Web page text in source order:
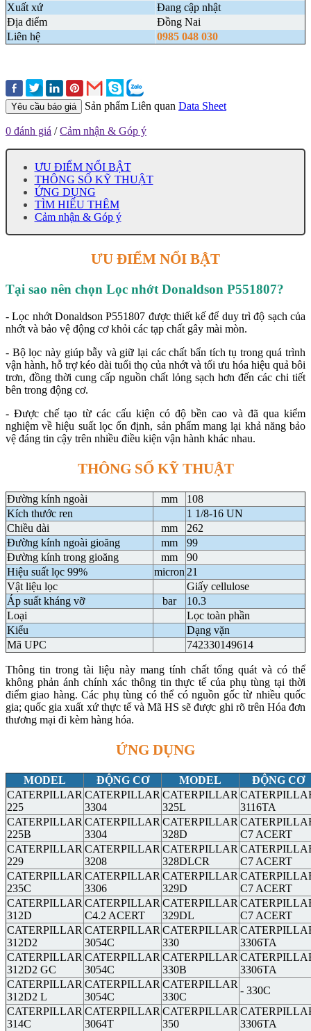
Xuất xứ
Đang cập nhật
Địa điểm
Đồng Nai
Liên hệ
0985 048 030
Yêu cầu báo giá Sản phẩm Liên quan Data Sheet
0 đánh giá /Cảm nhận & Góp ý
ƯU ĐIỂM NỔI BẬT
THÔNG SỐ KỸ THUẬT
ỨNG DỤNG
TÌM HIỂU THÊM
Cảm nhận & Góp ý
ƯU ĐIỂM NỔI BẬT
Tại sao nên chọn Lọc nhớt Donaldson P551807?
- Lọc nhớt Donaldson P551807 được thiết kế để duy trì độ sạch của
nhớt và bảo vệ động cơ khỏi các tạp chất gây mài mòn.
- Bộ lọc này giúp bẫy và giữ lại các chất bẩn tích tụ trong quá trình
vận hành, hỗ trợ kéo dài tuổi thọ của nhớt và tối ưu hóa hiệu quả bôi
trơn, đồng thời cung cấp nguồn chất lỏng sạch hơn đến các chi tiết
bên trong động cơ.
- Được chế tạo từ các cấu kiện có độ bền cao và đã qua kiểm
nghiệm về hiệu suất lọc ổn định, sản phẩm mang lại khả năng bảo
vệ đáng tin cậy trên nhiều điều kiện vận hành khác nhau.
THÔNG SỐ KỸ THUẬT
Đường kính ngoài mm
108
Kích thước ren
1 1/8-16 UN
Chiều dài
mm
262
Đường kính ngoài gioăng
mm
99
Đường kính trong gioăng
mm
90
Hiệu suất lọc 99%
micron 21
Vật liệu lọc
Giấy cellulose
Áp suất kháng vỡ
bar
10.3
Loại
Lọc toàn phần
Kiểu
Dạng vặn
Mã UPC
742330149614
Thông tin trong tài liệu này mang tính chất tổng quát và có thể
không phản ánh chính xác thông tin thực tế của phụ tùng tại thời
điểm giao hàng. Các phụ tùng có thể có nguồn gốc từ nhiều quốc
gia; quốc gia xuất xứ thực tế và Mã HS sẽ được ghi rõ trên Hóa đơn
thương mại đi kèm hàng hóa.
ỨNG DỤNG
MODEL ĐỘNG CƠ MODEL
ĐỘNG CƠ
CATERPILLAR
225
CATERPILLAR
3304
CATERPILLAR
325L
3116TA
CATERPILLAR
225B
CATERPILLAR
3304
CATERPILLAR
328D
C7 ACERT
CATERPILLAR
229
CATERPILLAR
3208
CATERPILLAR
328DLCR
C7 ACERT
CATERPILLAR
235C
CATERPILLAR
3306
CATERPILLAR
329D
C7 ACERT
CATERPILLAR
312D
CATERPILLAR
C4.2 ACERT
CATERPILLAR
329DL
C7 ACERT
CATERPILLAR
312D2
CATERPILLAR
3054C
CATERPILLAR
330
3306TA
CATERPILLAR
312D2 GC
CATERPILLAR
3054C
CATERPILLAR
330B
3306TA
CATERPILLAR
312D2 L
CATERPILLAR
3054C
CATERPILLAR
330C
- 330C
CATERPILLAR
314C
CATERPILLAR
3064T
CATERPILLAR
350
3306TA